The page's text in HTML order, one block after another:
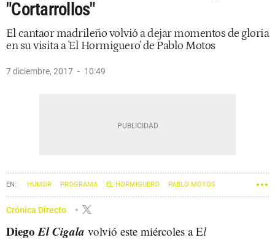
"Cortarrollos"
El cantaor madrileño volvió a dejar momentos de gloria
en su visita a 'El Hormiguero' de Pablo Motos
7 diciembre, 2017 10:49
HUMOR PROGRAMA EL HORMIGUERO PABLO MOTOS
Crónica Directo
DiegoEl Cigala volvió este miércoles a El